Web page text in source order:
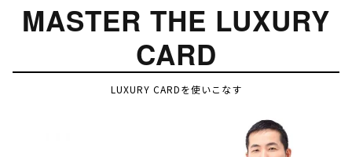
MASTER THE LUXURY
CARD
LUXURY CARDを使いこなす